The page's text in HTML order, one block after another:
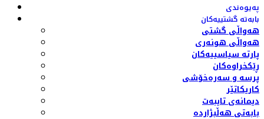
پەیوەندی
بابەتە گشتییەکان
هەواڵی گشتی
هەواڵی هونەری
پارتە سیاسییەکان
ڕێکخراوەکان
پرسە و سەرەخۆشی
کاریکاتێر
دیمانەی تایبەت
بابەتی هەڵبژاردە